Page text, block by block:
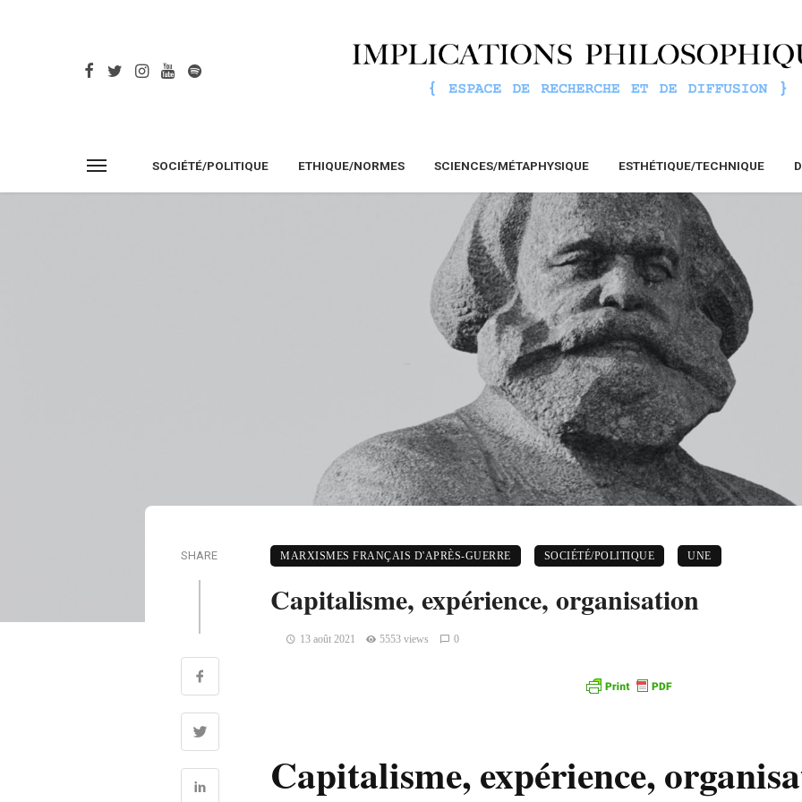
SOCIÉTÉ/POLITIQUE ETHIQUE/NORMES SCIENCES/MÉTAPHYSIQUE ESTHÉTIQUE/TECHNIQUE
SHARE MARXISMES FRANÇAIS D'APRÈS-GUERRE SOCIÉTÉ/POLITIQUE UNE
Capitalisme, expérience, organisation
13 août 2021 5553 views 0
Capitalisme, expérience,